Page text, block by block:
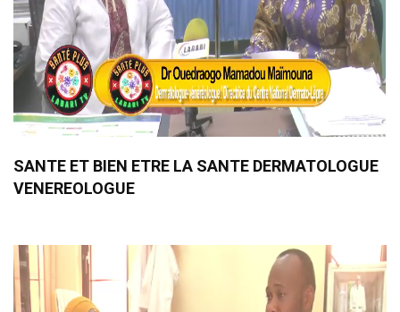
SANTE ET BIEN ETRE LA SANTE DERMATOLOGUE
VENEREOLOGUE